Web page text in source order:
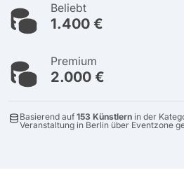
Beliebt
1.400 €
Premium
2.000 €
Basierend auf 153 Künstlern in der
Veranstaltung in Berlin über Eventzone